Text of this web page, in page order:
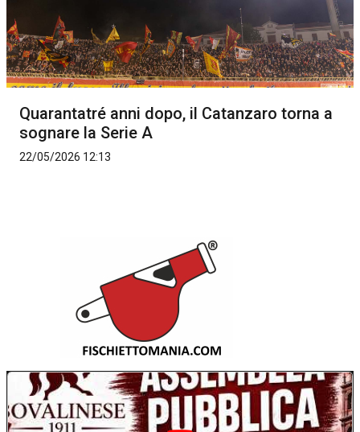
Quarantatré anni dopo, il Catanzaro torna a
sognare la Serie A
22/05/2026 12:13